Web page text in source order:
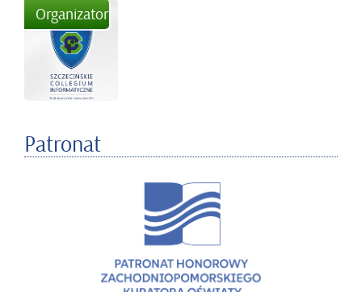
Organizator
Patronat